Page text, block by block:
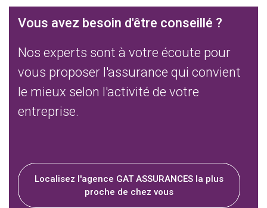
Vous avez besoin d'être conseillé ?
Nos experts sont à votre écoute pour
vous proposer l'assurance qui convient
le mieux selon l'activité de votre
entreprise.
Localisez l'agence GAT ASSURANCES la plus
proche de chez vous